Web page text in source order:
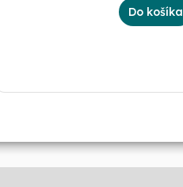
Do košíka